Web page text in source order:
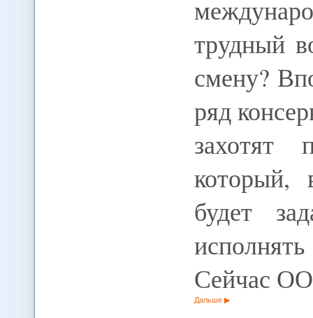
трудный
смену?
ряд
захотят
будет
Сейчас
Дальше